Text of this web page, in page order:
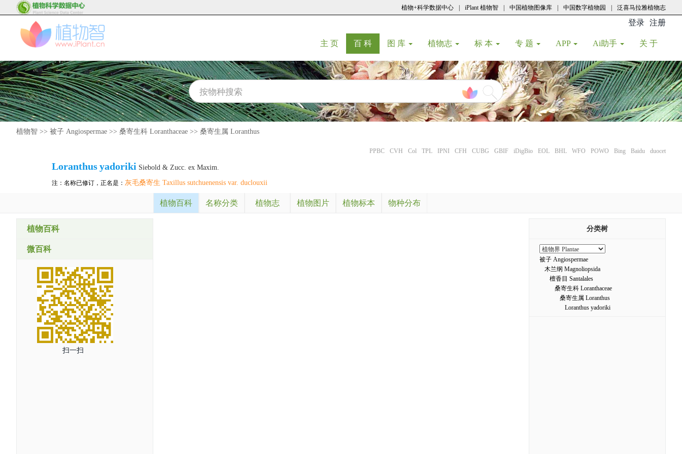
植物+科学数据中心 iPlant 植物智 中国植物图像库 中国数字植物园 泛喜马拉雅植物志
登录 注册
主 页(current)
百 科(current)
图 库 植物志 标 本 专 题 APP Ai助手 关 于
植物智 >> 被子 Angiospermae >> 桑寄生科 Loranthaceae >> 桑寄生属 Loranthus
PPBC CVH Col TPL IPNI CFH CUBG GBIF iDigBio EOL BHL WFO POWO Bing Baidu duocet
Loranthusyadoriki Siebold & Zucc. ex Maxim.
注：名称已修订，正名是： 灰毛桑寄生 Taxillus sutchuenensis var. duclouxii
植物百科 名称分类 植物志 植物图片 植物标本 物种分布
植物百科
微百科
扫一扫
分类树
被子 Angiospermae
木兰纲 Magnoliopsida
檀香目 Santalales
桑寄生科 Loranthaceae
桑寄生属 Loranthus
Loranthus yadoriki